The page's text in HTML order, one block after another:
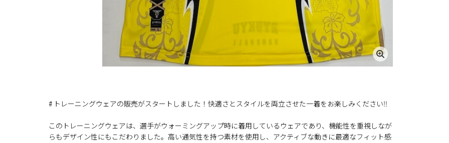
# トレーニングウェアの販売がスタートしました！快適さとスタイルを両立させた一着をお楽しみください‼️
このトレーニングウェアは、選手がウォーミングアップ時に着用しているウェアであり、機能性を重視しなが
らもデザイン性にもこだわりました。高い通気性を持つ素材を使用し、アクティブな動きに最適なフィット感